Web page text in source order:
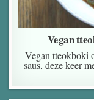
Vegan
Vegan tteokboki
saus, deze keer